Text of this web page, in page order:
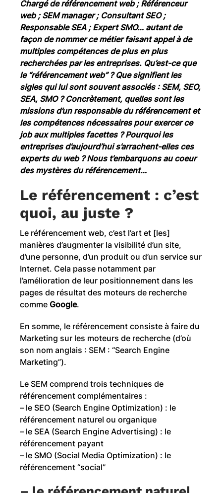
Chargé de référencement web ; Référenceur
web ; SEM manager ; Consultant SEO ;
Responsable SEA ; Expert SMO… autant de
façon de nommer ce métier faisant appel à de
multiples compétences de plus en plus
recherchées par les entreprises. Qu’est-ce que
le “référencement web” ? Que signifient les
sigles qui lui sont souvent associés : SEM, SEO,
SEA, SMO ? Concrètement, quelles sont les
missions d’un responsable du référencement et
les compétences nécessaires pour exercer ce
job aux multiples facettes ? Pourquoi les
entreprises d’aujourd’hui s’arrachent-elles ces
experts du web ? Nous t’embarquons au coeur
des mystères du référencement…
Le référencement : c’est
quoi, au juste ?
Le référencement web, c’est l’art et [les]
manières d’augmenter la visibilité d’un site,
d’une personne, d’un produit ou d’un service sur
Internet. Cela passe notamment par
l’amélioration de leur positionnement dans les
pages de résultat des moteurs de recherche
comme Google.
En somme, le référencement consiste à faire du
Marketing sur les moteurs de recherche (d’où
son nom anglais : SEM : “Search Engine
Marketing”).
Le SEM comprend trois techniques de
référencement complémentaires :
– le SEO (Search Engine Optimization) : le
référencement naturel ou organique
– le SEA (Search Engine Advertising) : le
référencement payant
– le SMO (Social Media Optimization) : le
référencement “social”